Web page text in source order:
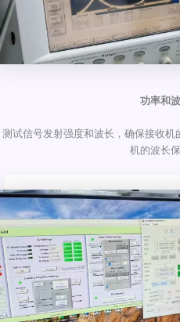
功率和
测试信号发射强度和波长，确保接收
机的波长保